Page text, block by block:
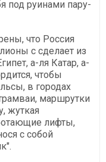
под руинами пару-
что Россия
с сделает из
а-ля Катар, а-
чтобы
в городах
маршрутки
жуткая
лифты,
с собой